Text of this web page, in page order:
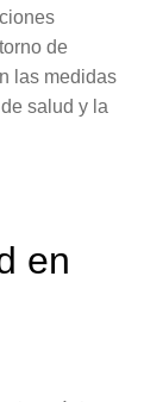
de
las medidas
salud y la
en